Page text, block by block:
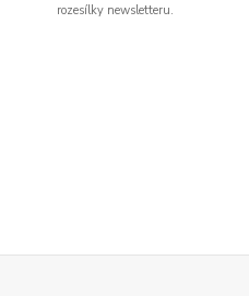
rozesílky newsletteru.